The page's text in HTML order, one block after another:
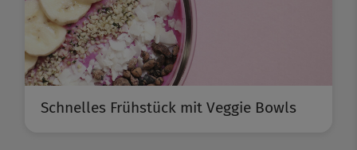
Schnelles Frühstück mit Veggie Bowls